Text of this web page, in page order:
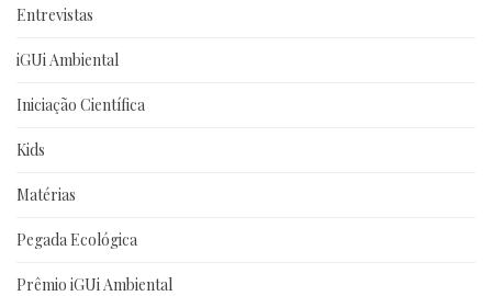
Entrevistas
iGUi Ambiental
Iniciação Científica
Kids
Matérias
Pegada Ecológica
Prêmio iGUi Ambiental